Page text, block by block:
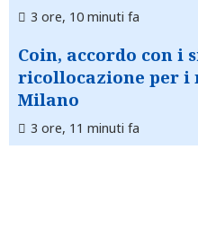
3 ore, 10 minuti fa
Coin, accordo con i
ricollocazione per i
Milano
3 ore, 11 minuti fa